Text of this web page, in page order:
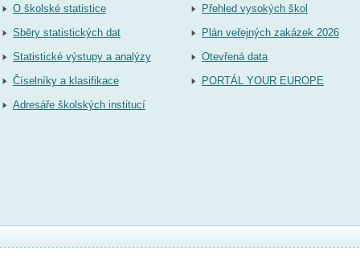
O školské statistice
Sběry statistických dat
Statistické výstupy a analýzy
Číselníky a klasifikace
Adresáře školských institucí
Přehled vysokých škol
Plán veřejných zakázek 2026
Otevřená data
PORTÁL YOUR EUROPE